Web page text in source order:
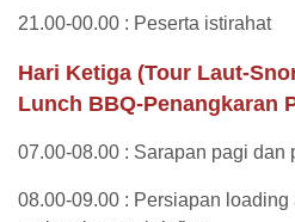
21.00-00.00 : Peserta istirahat
Hari Ketiga (Tour Laut-
Lunch BBQ-Penangkaran
07.00-08.00 : Sarapan pagi dan
08.00-09.00 : Persiapan loading